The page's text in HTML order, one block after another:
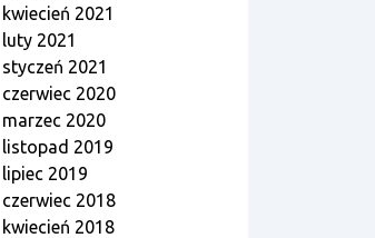
kwiecień 2021
luty 2021
styczeń 2021
czerwiec 2020
marzec 2020
listopad 2019
lipiec 2019
czerwiec 2018
kwiecień 2018